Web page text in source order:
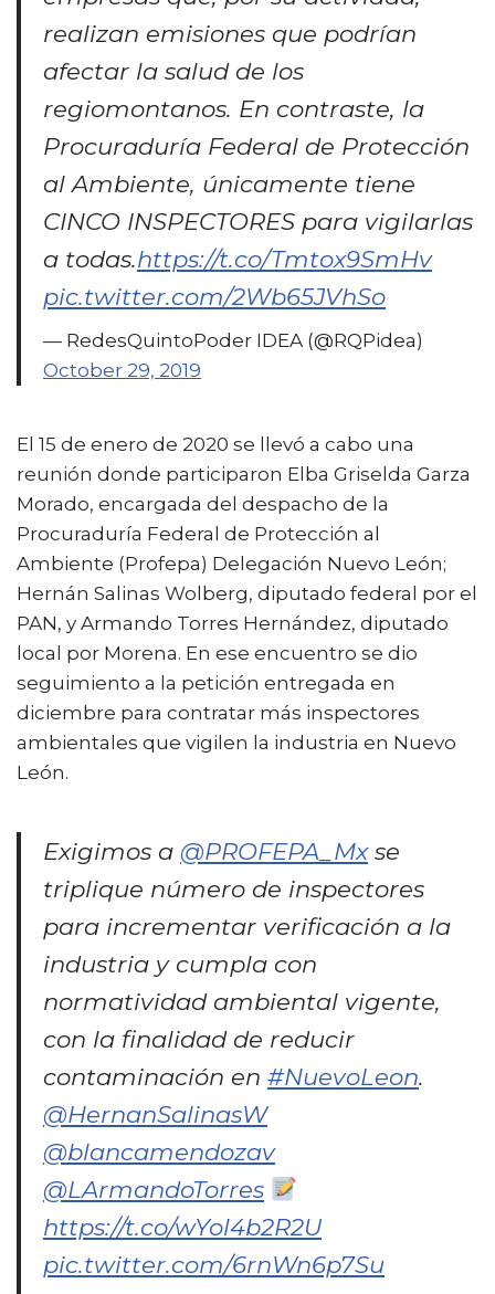
realizan emisiones que podrían
afectar la salud de los
regiomontanos. En contraste, la
Procuraduría Federal de Protección
al Ambiente, únicamente tiene
CINCO INSPECTORES para vigilarlas
a todas.https://t.co/Tmtox9SmHv
pic.twitter.com/2Wb65JVhSo
— RedesQuintoPoder IDEA (@RQPidea)
October 29, 2019
El 15 de enero de 2020 se llevó a cabo una
reunión donde participaron Elba Griselda Garza
Morado, encargada del despacho de la
Procuraduría Federal de Protección al
Ambiente (Profepa) Delegación Nuevo León;
Hernán Salinas Wolberg, diputado federal por el
PAN, y Armando Torres Hernández, diputado
local por Morena. En ese encuentro se dio
seguimiento a la petición entregada en
diciembre para contratar más inspectores
ambientales que vigilen la industria en Nuevo
León.
Exigimos a @PROFEPA_Mxse
triplique número de inspectores
para incrementar verificación a la
industria y cumpla con
normatividad ambiental vigente,
con la finalidad de reducir
contaminación en #NuevoLeon.
@HernanSalinasW
@blancamendozav
@LArmandoTorres
https://t.co/wYol4b2R2U
pic.twitter.com/6rnWn6p7Su